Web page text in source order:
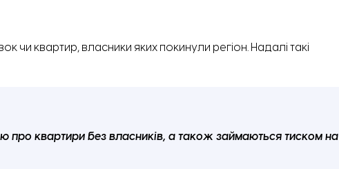
чи квартир, власники яких покинули регіон. Надалі такі
про квартири без власників, а також займаються тиском на